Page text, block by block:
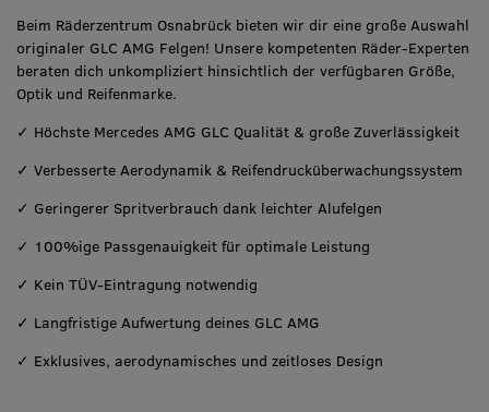
Beim Räderzentrum Osnabrück bieten wir dir eine große Auswahl
originaler GLC AMG Felgen! Unsere kompetenten Räder-Experten
beraten dich unkompliziert hinsichtlich der verfügbaren Größe,
Optik und Reifenmarke.
✓ Höchste Mercedes AMG GLC Qualität & große Zuverlässigkeit
✓ Verbesserte Aerodynamik & Reifendrucküberwachungssystem
✓ Geringerer Spritverbrauch dank leichter Alufelgen
✓ 100%ige Passgenauigkeit für optimale Leistung
✓ Kein TÜV-Eintragung notwendig
✓ Langfristige Aufwertung deines GLC AMG
✓ Exklusives, aerodynamisches und zeitloses Design